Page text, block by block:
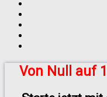
Von Null auf